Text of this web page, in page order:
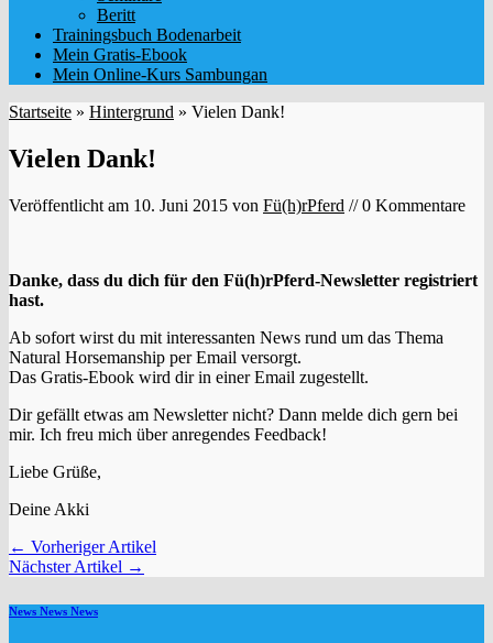
Beritt
Trainingsbuch Bodenarbeit
Mein Gratis-Ebook
Mein Online-Kurs Sambungan
Startseite » Hintergrund » Vielen Dank!
Vielen Dank!
Veröffentlicht am 10. Juni 2015 von Fü(h)rPferd // 0 Kommentare
Danke, dass du dich für den Fü(h)rPferd-Newsletter registriert
hast.
Ab sofort wirst du mit interessanten News rund um das Thema
Natural Horsemanship per Email versorgt.
Das Gratis-Ebook wird dir in einer Email zugestellt.
Dir gefällt etwas am Newsletter nicht? Dann melde dich gern bei
mir. Ich freu mich über anregendes Feedback!
Liebe Grüße,
Deine Akki
← Vorheriger Artikel
Nächster Artikel →
News News News